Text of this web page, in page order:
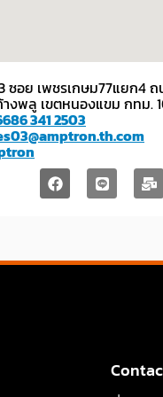
ซอย เพชรเกษม77แยก4
งพลู เขตหนองแขม กทม.
341 2503